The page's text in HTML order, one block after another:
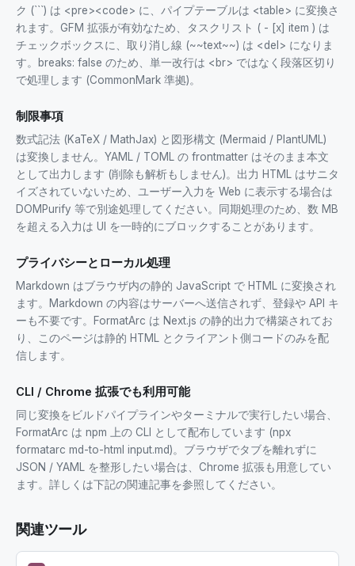
ク (```) は <pre><code> に、パイプテーブルは <table> に変換さ
れます。GFM 拡張が有効なため、タスクリスト ( - [x] item ) は
チェックボックスに、取り消し線 (~~text~~) は <del> になりま
す。breaks: false のため、単一改行は <br> ではなく段落区切り
で処理します (CommonMark 準拠)。
制限事項
数式記法 (KaTeX / MathJax) と図形構文 (Mermaid / PlantUML)
は変換しません。YAML / TOML の frontmatter はそのまま本文
として出力します (削除も解析もしません)。出力 HTML はサニタ
イズされていないため、ユーザー入力を Web に表示する場合は
DOMPurify 等で別途処理してください。同期処理のため、数 MB
を超える入力は UI を一時的にブロックすることがあります。
プライバシーとローカル処理
Markdown はブラウザ内の静的 JavaScript で HTML に変換され
ます。Markdown の内容はサーバーへ送信されず、登録や API キ
ーも不要です。FormatArc は Next.js の静的出力で構築されてお
り、このページは静的 HTML とクライアント側コードのみを配
信します。
CLI / Chrome 拡張でも利用可能
同じ変換をビルドパイプラインやターミナルで実行したい場合、
FormatArc は npm 上の CLI として配布しています (npx
formatarc md-to-html input.md)。ブラウザでタブを離れずに
JSON / YAML を整形したい場合は、Chrome 拡張も用意してい
ます。詳しくは下記の関連記事を参照してください。
関連ツール